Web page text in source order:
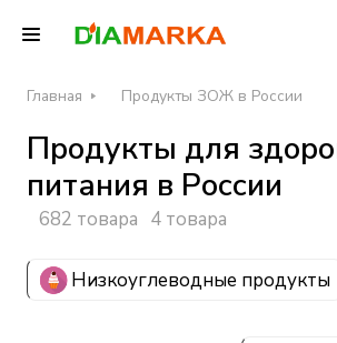
Главная Продукты ЗОЖ в России
Продукты для
питания в России
682 товара 4 товара
Низкоуглеводные продукты